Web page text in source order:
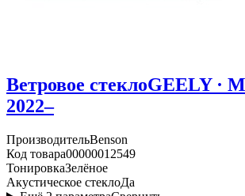
Ветровое стеклоGEELY ·
2022–
ПроизводительBenson
Код товара00000012549
ТонировкаЗелёное
Акустическое стеклоДа